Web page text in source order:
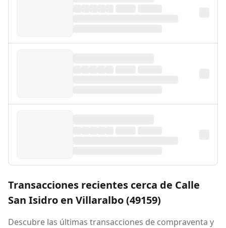
Transacciones recientes cerca de Calle
San Isidro en Villaralbo (49159)
Descubre las últimas transacciones de compraventa y